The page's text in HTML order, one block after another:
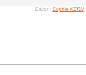
Editor : Sophie KERN,